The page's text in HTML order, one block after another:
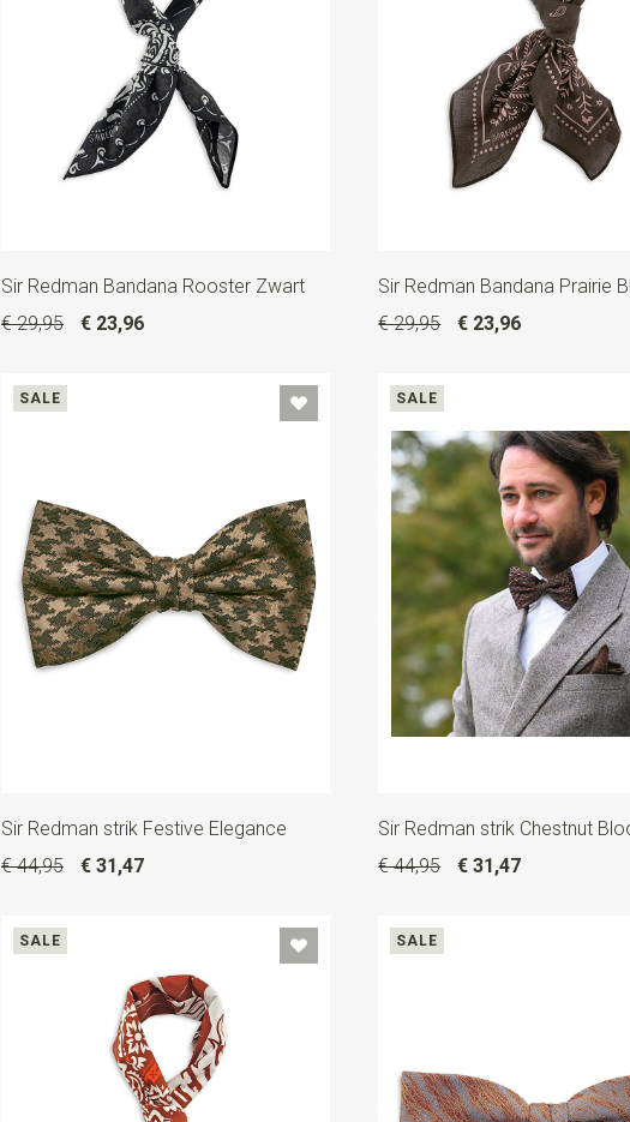
Sir Redman Bandana Rooster Zwart
€ 29,95
€ 23,96
Sir Redman Bandana Prairie
€ 29,95
€ 23,96
SALE
Sir Redman strik Festive Elegance
€ 44,95
€ 31,47
SALE
Sir Redman strik Chestnut
€ 44,95
€ 31,47
SALE SALE